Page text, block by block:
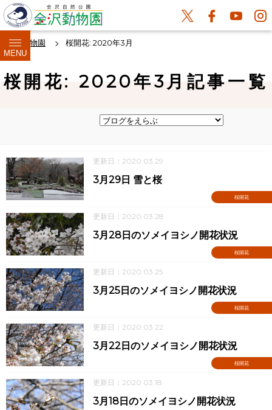
MENU
金沢動物園 桜開花: 2020年3月
桜開花: 2020年3月記事一覧
更新日：2020.03.29
桜開花
3月29日 雪と桜
更新日：2020.03.28
桜開花
3月28日のソメイヨシノ開花状況
更新日：2020.03.25
桜開花
3月25日のソメイヨシノ開花状況
更新日：2020.03.22
桜開花
3月22日のソメイヨシノ開花状況
更新日：2020.03.18
3月18日のソメイヨシノ開花状況